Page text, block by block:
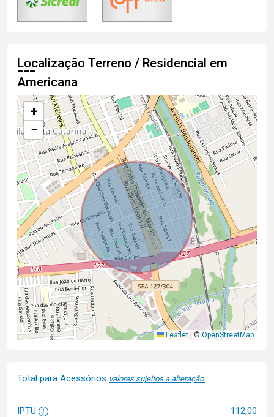
Localização Terreno / Residencial em
Americana
+
−
Leaflet © OpenStreetMap
Total para Acessórios valores sujeitos a alteração.
IPTU
112,00